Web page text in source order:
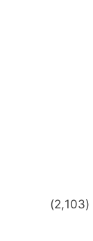
(2,103)